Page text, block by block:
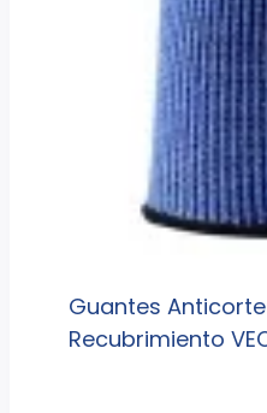
Guantes Anticorte
Recubrimiento